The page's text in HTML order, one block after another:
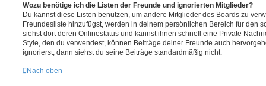
Wozu benötige ich die Listen der Freunde und ignorierten Mitglieder?
Du kannst diese Listen benutzen, um andere Mitglieder des Boards zu
Freundesliste hinzufügst, werden in deinem persönlichen Bereich für den
siehst dort deren Onlinestatus und kannst ihnen schnell eine Private
Style, den du verwendest, können Beiträge deiner Freunde auch
ignorierst, dann siehst du seine Beiträge standardmäßig nicht.
Nach oben